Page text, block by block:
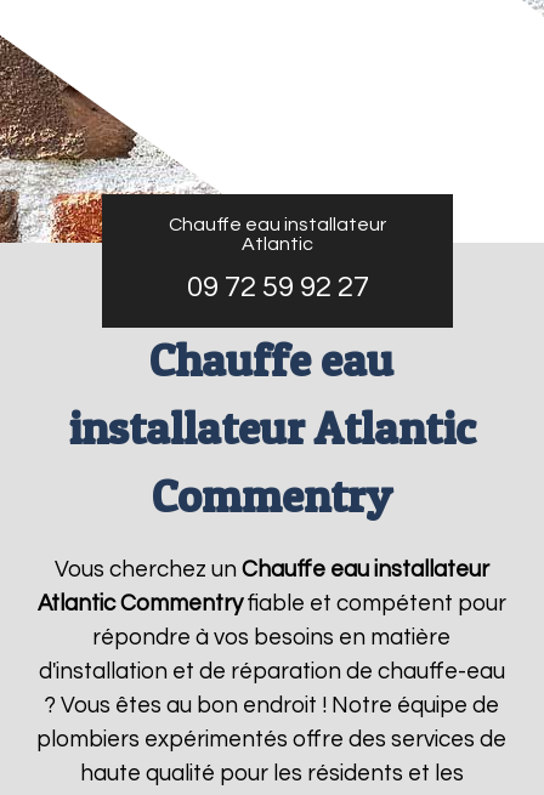
Chauffe eau installateur
Atlantic
09 72 59 92 27
Chauffe eau
installateur Atlantic
Commentry
Vous cherchez un Chauffe eau installateur
Atlantic Commentryfiable et compétent pour
répondre à vos besoins en matière
d'installation et de réparation de chauffe-eau
? Vous êtes au bon endroit ! Notre équipe de
plombiers expérimentés offre des services de
haute qualité pour les résidents et les